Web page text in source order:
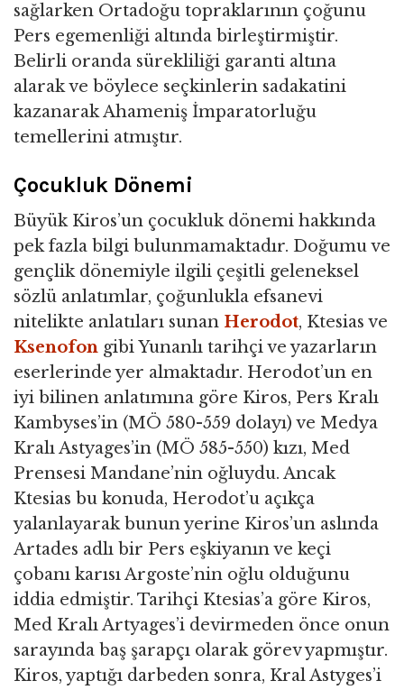
sağlarken Ortadoğu topraklarının çoğunu
Pers egemenliği altında birleştirmiştir.
Belirli oranda sürekliliği garanti altına
alarak ve böylece seçkinlerin sadakatini
kazanarak Ahameniş İmparatorluğu
temellerini atmıştır.
Çocukluk Dönemi
Büyük Kiros’un çocukluk dönemi hakkında
pek fazla bilgi bulunmamaktadır. Doğumu ve
gençlik dönemiyle ilgili çeşitli geleneksel
sözlü anlatımlar, çoğunlukla efsanevi
nitelikte anlatıları sunan Herodot, Ktesias ve
Ksenofon gibi Yunanlı tarihçi ve yazarların
eserlerinde yer almaktadır. Herodot’un en
iyi bilinen anlatımına göre Kiros, Pers Kralı
Kambyses’in (MÖ 580-559 dolayı) ve Medya
Kralı Astyages’in (MÖ 585-550) kızı, Med
Prensesi Mandane’nin oğluydu. Ancak
Ktesias bu konuda, Herodot’u açıkça
yalanlayarak bunun yerine Kiros’un aslında
Artades adlı bir Pers eşkiyanın ve keçi
çobanı karısı Argoste’nin oğlu olduğunu
iddia edmiştir. Tarihçi Ktesias’a göre Kiros,
Med Kralı Artyages’i devirmeden önce onun
sarayında baş şarapçı olarak görev yapmıştır.
Kiros, yaptığı darbeden sonra, Kral Astyges’i